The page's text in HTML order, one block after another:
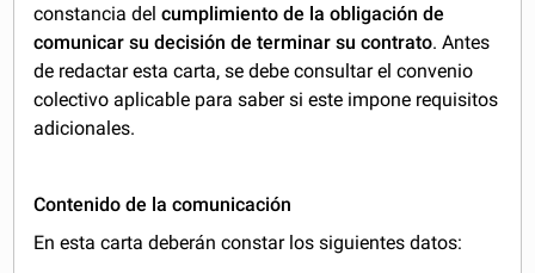
constancia delcumplimiento de la obligación de
comunicar su decisión de terminar su contrato. Antes
de redactar esta carta, se debe consultar el convenio
colectivo aplicable para saber si este impone requisitos
adicionales.
Contenido de la comunicación
En esta carta deberán constar los siguientes datos: